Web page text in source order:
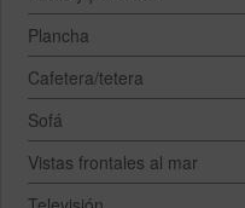
Plancha
Cafetera/tetera
Sofá
Vistas frontales al mar